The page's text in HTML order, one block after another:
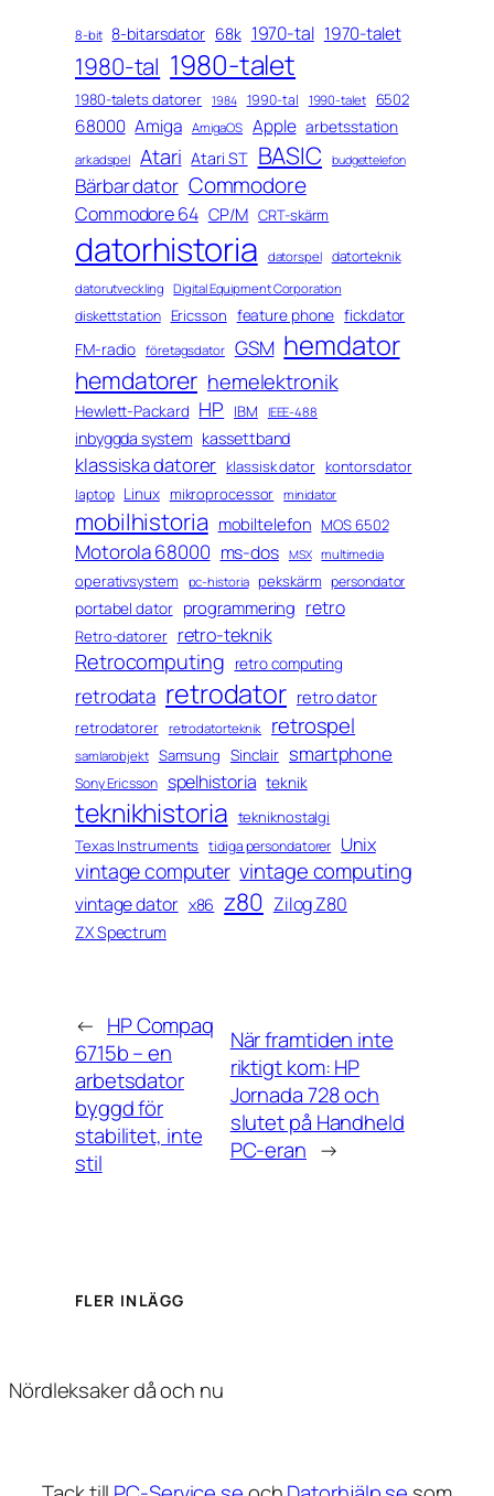
8-bit 8-bitarsdator 68k 1970-tal 1970-talet
1980-tal 1980-talet
1980-talets datorer 1984 1990-tal 1990-talet 6502
68000 Amiga AmigaOS Apple arbetsstation
arkadspel Atari Atari ST BASIC budgettelefon
Bärbar dator Commodore
Commodore 64 CP/M CRT-skärm
datorhistoria datorspel datorteknik
datorutveckling Digital Equipment Corporation
diskettstation Ericsson feature phone fickdator
FM-radio
företagsdator GSM hemdator
hemdatorer hemelektronik
Hewlett-Packard HP IBM IEEE-488
inbyggda system kassettband
klassiska datorer klassisk dator kontorsdator
laptop Linux mikroprocessor minidator
mobilhistoria mobiltelefon MOS 6502
Motorola 68000 ms-dos MSX multimedia
operativsystem pc-historia pekskärm persondator
portabel dator programmering retro
Retro-datorer retro-teknik
Retrocomputing retro computing
retrodata retrodator retro dator
retrodatorer retrodatorteknik retrospel
samlarobjekt Samsung Sinclair smartphone
Sony Ericsson spelhistoria teknik
teknikhistoria tekniknostalgi
Texas Instruments tidiga persondatorer Unix
vintage computer vintage computing
vintage dator x86 z80 Zilog Z80
ZX Spectrum
← HP Compaq
6715b – en
arbetsdator
byggd för
stabilitet, inte
stil
När framtiden inte
riktigt kom: HP
Jornada 728 och
slutet på Handheld
PC-eran →
FLER INLÄGG
Nördleksaker då och nu